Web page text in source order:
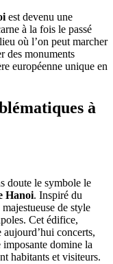
est devenu une
à la fois le passé
où l’on peut marcher
des monuments
européenne unique en
à
doute le symbole le
Hanoi. Inspiré du
de style
Cet édifice,
concerts,
imposante domine la
habitants et visiteurs.